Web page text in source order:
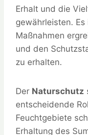
Erhalt und die
gewährleisten.
Maßnahmen
und den
zu erhalten.
Der Naturschutz
entscheidende
Feuchtgebiete
Erhaltung des